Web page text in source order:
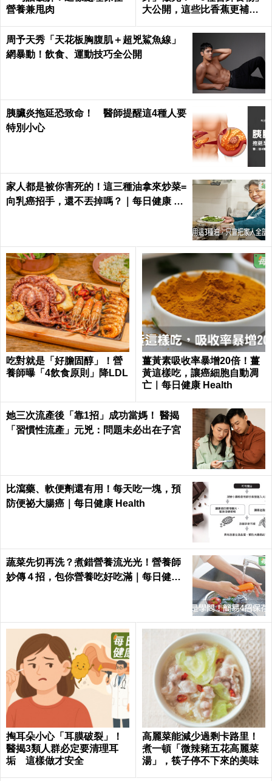
營養兼甩肉
大公開，這些比香蕉更補鉀
周予天秀「天花板胸腹肌＋超兇鯊魚線」
網暴動！飲食、運動技巧全公開
胰臟炎拖延恐致命！ 醫師提醒這4種人要
特別小心
家人都是被你害死的！這三種油拿來炒菜=
向乳癌招手，還不丟掉嗎？｜每日健康 He
吃對就是「好膽固醇」！營
養師曝「4飲食原則」降LDL
薑黃素吸收率暴增20倍！薑
黃這樣吃，讓癌細胞自動凋
亡｜每日健康 Health
她三次流產後「靠1招」成功當媽！ 醫揭
「習慣性流產」元兇：問題未必出在子宮
比瀉藥、軟便劑還有用！每天吃一塊，預
防便祕大腸癌｜每日健康 Health
蔬菜先切再洗？煮錯營養流光光！營養師
妙傳４招，包你營養吃好吃滿｜每日健康
掏耳朵小心「耳膜破裂」！
醫揭3類人群必定要清理耳
垢 這樣做才安全
高麗菜能減少過剩卡路里！
煮一頓「微辣豬五花高麗菜
湯」，筷子停不下來的美味